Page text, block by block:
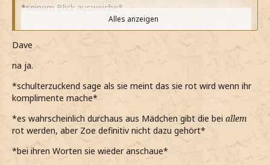
*seinem Blick ausweiche*
Denkst du ich werde immer rot wenn mir jemand
irgendeinem Freund als Begleitung zum Ball gehen?
*leise frage*
Ich habe gehofft, dass du es irgendwann von selbst
kapierst, aber das hast du nicht.
*mit trockner Stimme erkläre*
Ich kann das so nicht mehr. Das macht mich fertig. Es
wirft mich einfach aus der Bahn.
Alles anzeigen
Dave
na ja.
*schulterzuckend sage als sie meint das sie rot wird wenn ihr
komplimente mache*
*es wahrscheinlich durchaus aus Mädchen gibt die bei allem
rot werden, aber Zoe definitiv nicht dazu gehört*
*bei ihren Worten sie wieder anschaue*